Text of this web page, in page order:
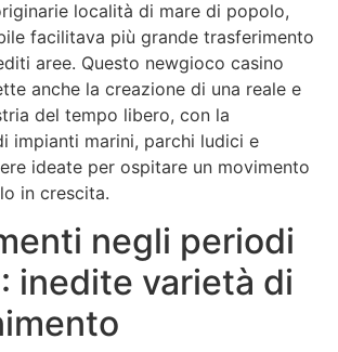
località di mare di popolo,
facilitava più grande trasferimento
aree. Questo newgioco casino
anche la creazione di una reale e
del tempo libero, con la
impianti marini, parchi ludici e
ideate per ospitare un movimento
in crescita.
negli periodi
inedite varietà di